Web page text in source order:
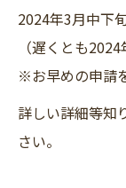
2024年3月中下
（遅くとも
※お早めの申請
詳しい詳細等知
さい。